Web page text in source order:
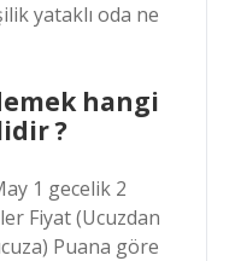
yataklı oda ne
hangi
?
1 gecelik 2
Fiyat (Ucuzdan
Puana göre